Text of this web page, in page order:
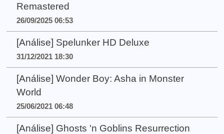
Remastered
26/09/2025 06:53
[Análise] Spelunker HD Deluxe
31/12/2021 18:30
[Análise] Wonder Boy: Asha in Monster
World
25/06/2021 06:48
[Análise] Ghosts 'n Goblins Resurrection